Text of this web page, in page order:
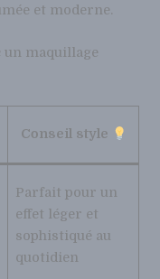
et moderne.
un maquillage
Conseil style
Parfait pour un
effet léger et
sophistiqué au
quotidien